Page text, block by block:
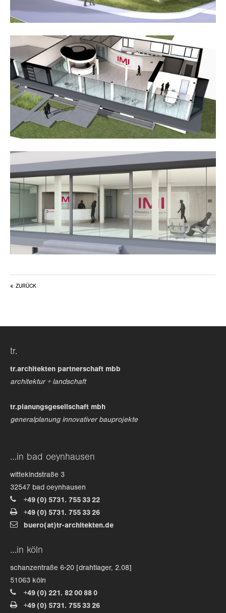
we offer support for our customers
mon - fri 8:00am - 5:00pm(gmt +1)
get in touch
cybersteel inc.
376-293 city road, suite 600
san francisco, ca 94102
have any questions?
+44 1234 567 890
info@yourdomain.com
about us
lorem ipsum dolor sit amet, consectetuer
adipiscing elit.
aenean commodo ligula eget dolor. aenean massa. cum
sociis natoque penatibus et magnis dis parturient
ultricies nec.
ZURÜCK
tr.
tr.architekten partnerschaft mbb
architektur + landschaft
tr.planungsgesellschaft mbh
generalplanung innovativer bauprojekte
…in bad oeynhausen
wittekindstraße 3
32547 bad oeynhausen
+49 (0) 5731. 755 33 22
+49 (0) 5731. 755 33 26
buero(at)tr-architekten.de
…in köln
schanzentraße 6-20 [drahtlager, 2.08]
51063 köln
+49 (0) 221. 82 00 88 0
+49 (0) 5731. 755 33 26